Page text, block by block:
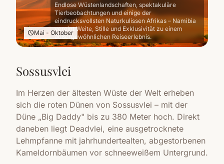
Endlose Wüstenlandschaften, spektakuläre
Tierbeobachtungen und einige der
eindrucksvollsten Naturkulissen Afrikas – Namibia
vereint Weite, Stille und Exklusivität zu einem
außergewöhnlichen Reiseerlebnis.
Mai - Oktober
Sossusvlei
Im Herzen der ältesten Wüste der Welt erheben
sich die roten Dünen von Sossusvlei – mit der
Düne „Big Daddy" bis zu 380 Meter hoch. Direkt
daneben liegt Deadvlei, eine ausgetrocknete
Lehmpfanne mit jahrhundertealten, abgestorbenen
Kameldornbäumen vor schneeweißem Untergrund.